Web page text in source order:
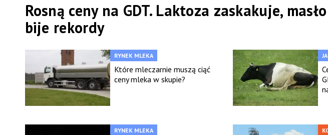
Rosną ceny na GDT. Laktoza zaskakuje, masło
bije rekordy
RYNEK MLEKA
Które mleczarnie muszą ciąć
ceny mleka w skupie?
RYNEK MLEKA